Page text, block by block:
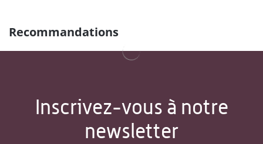
Recommandations
Inscrivez-vous à notre
newsletter